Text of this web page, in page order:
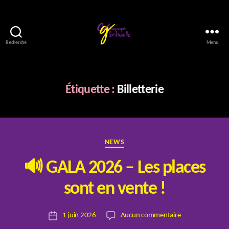
Recherche Menu
Étiquette : Billetterie
Catégories
NEWS
🔊 GALA 2026 – Les places
sont en vente !
a
E
Date1 juin 2026 Aucun commentairesur